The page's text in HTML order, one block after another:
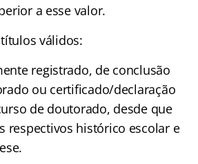
a esse valor.
válidos:
registrado, de conclusão
ou certificado/declaração
de doutorado, desde que
respectivos histórico escolar e